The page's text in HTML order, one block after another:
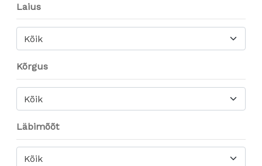
Laius
Kõik
Kõrgus
Kõik
Läbimõõt
Kõik